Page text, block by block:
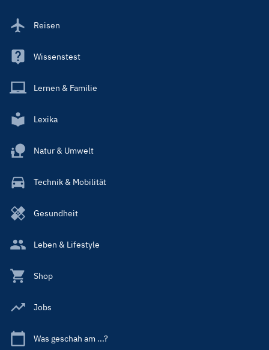
Reisen
Wissenstest
Lernen & Familie
Lexika
Natur & Umwelt
Technik & Mobilität
Gesundheit
Leben & Lifestyle
Shop
Jobs
Was geschah am ...?